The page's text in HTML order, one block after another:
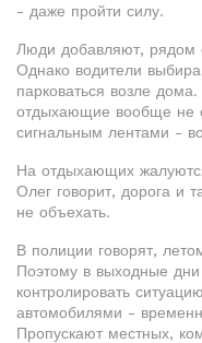
- даже пройти силу.
Люди добавляют, рядом
Однако водители
парковаться возле
отдыхающие вообще не
сигнальным лентами -
На отдыхающих
Олег говорит, дорога и
не объехать.
В полиции говорят,
Поэтому в выходные
контролировать
автомобилями -
Пропускают местных,